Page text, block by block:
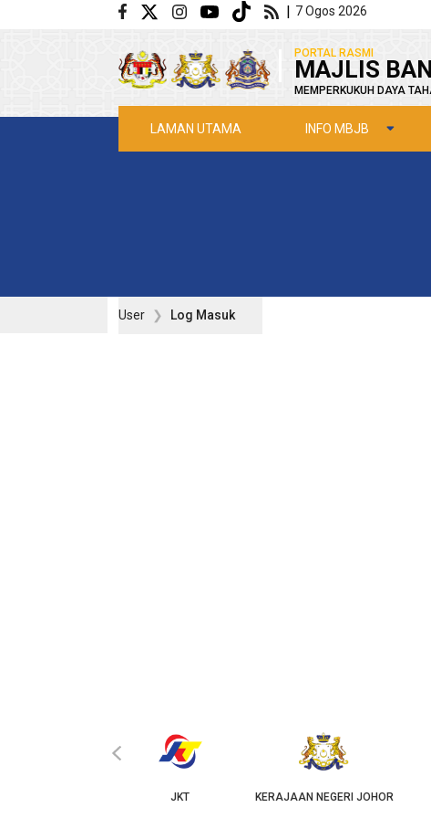
Langkau ke kandungan utama | 7 Ogos 2026
PORTAL RASMI
MAJLIS
MEMPERKUKUH DAYA
LAMAN UTAMA INFO MBJB
User Log Masuk
JKT KERAJAAN NEGERI JOHOR
‹